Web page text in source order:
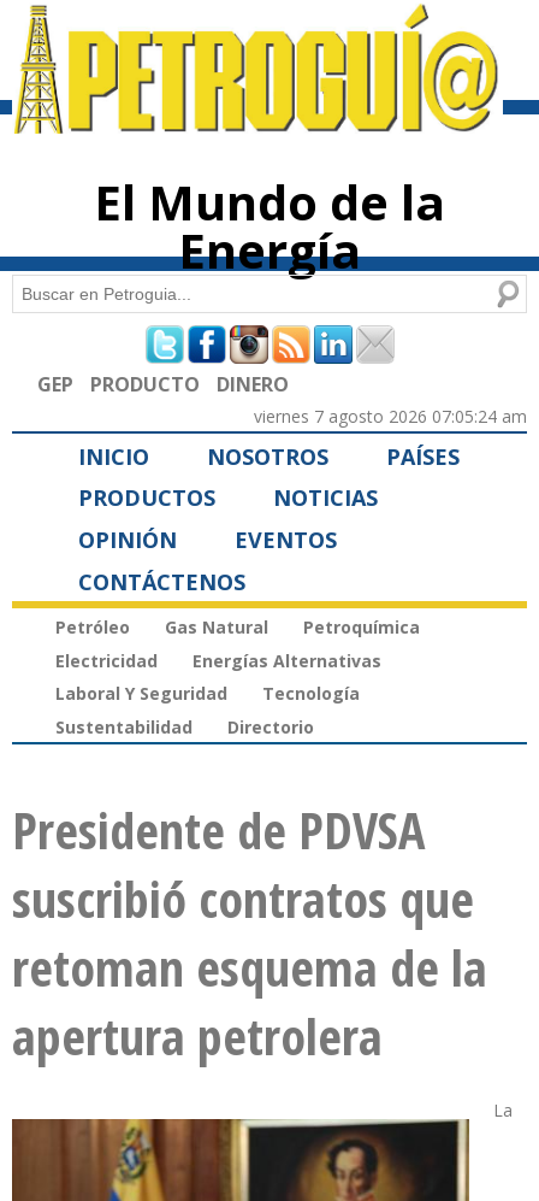
contenido
El Mundo de la
Energía
Formulario de búsqueda
Buscar
GEP PRODUCTO DINERO
viernes 7 agosto 2026 07:05:24 am
INICIO NOSOTROS
PAÍSES
PRODUCTOS
NOTICIAS
OPINIÓN
EVENTOS
CONTÁCTENOS
Petróleo Gas Natural
Petroquímica
Electricidad
Energías Alternativas
Laboral Y Seguridad
Tecnología
Sustentabilidad
Directorio
Presidente de PDVSA
suscribió contratos que
retoman esquema de la
apertura petrolera
La